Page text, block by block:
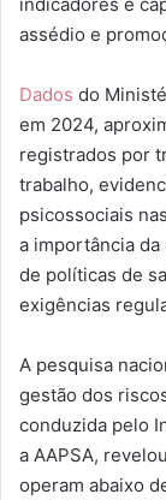
assédio e
Dados do
em 2024,
registrados por
trabalho,
psicossociais
a importância da
de políticas de
exigências
A pesquisa
gestão dos
conduzida pelo
a AAPSA,
operam abaixo